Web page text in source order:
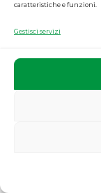
caratteristiche e funzioni.
Gestisci servizi